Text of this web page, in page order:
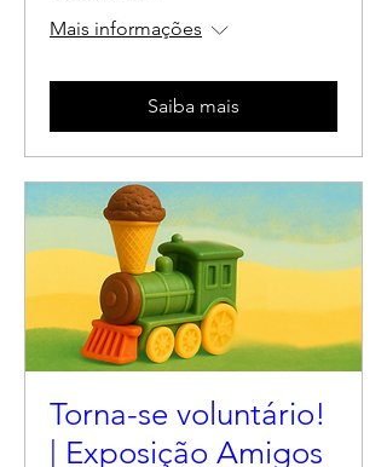
Mais informações
Saiba mais
Torna-se voluntário!
| Exposição Amigos